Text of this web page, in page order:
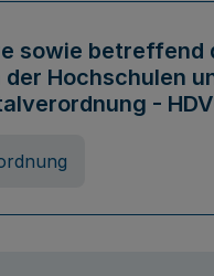
sowie betreffend
Hochschulen
-